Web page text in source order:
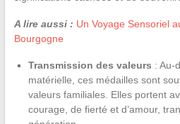
A lire aussi : Un Voyage Sensoriel
Bourgogne
Transmission des valeurs : Au-
matérielle, ces médailles sont
valeurs familiales. Elles portent
courage, de fierté et d’amour,